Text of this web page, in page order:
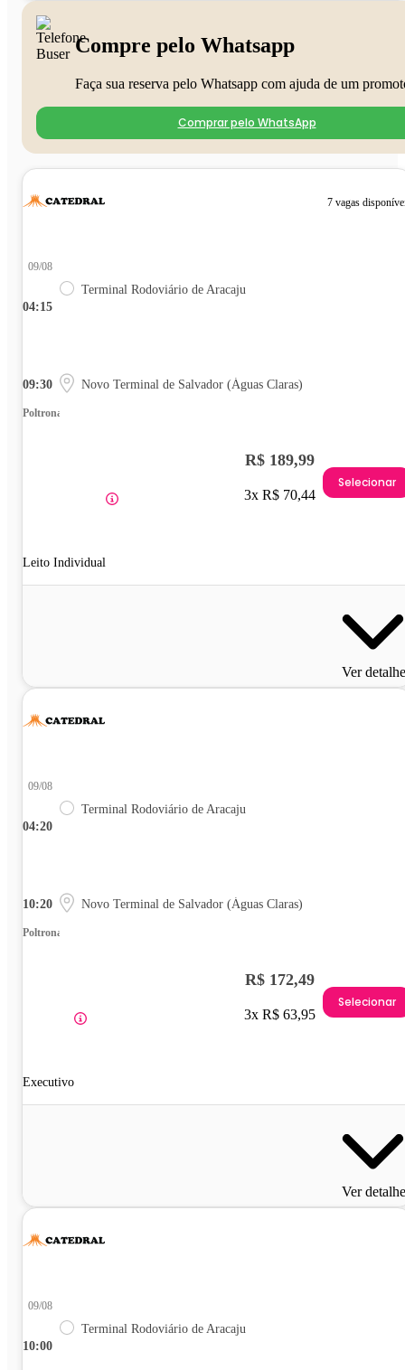
Compre pelo Whatsapp
Faça sua reserva pelo Whatsapp com ajuda de um
Comprar pelo WhatsApp
7 vagas
04:15
09/08
Terminal Rodoviário de Aracaju
09:30 Novo Terminal de Salvador (Águas Claras)
Poltrona
Leito Individual
R$ 189,99
3x R$ 70,44
Selecionar
Ver
04:20
09/08
Terminal Rodoviário de Aracaju
10:20 Novo Terminal de Salvador (Águas Claras)
Poltrona
Executivo
R$ 172,49
3x R$ 63,95
Selecionar
Ver
10:00
09/08
Terminal Rodoviário de Aracaju